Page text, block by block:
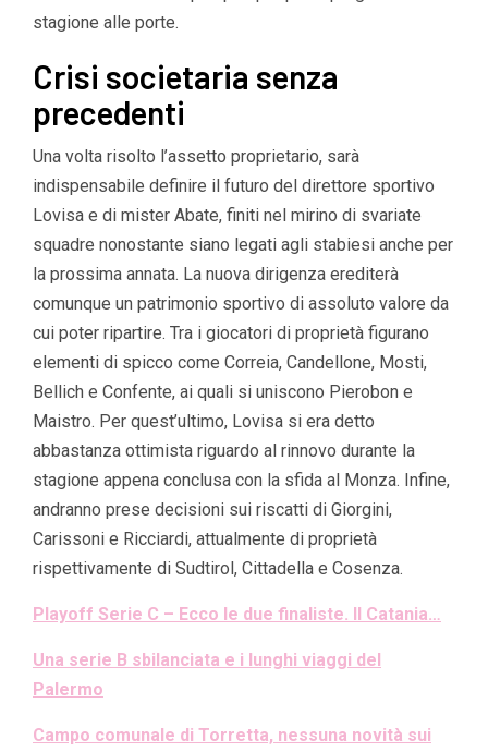
stagione alle porte.
Crisi societaria senza
precedenti
Una volta risolto l’assetto proprietario, sarà
indispensabile definire il futuro del direttore sportivo
Lovisa e di mister Abate, finiti nel mirino di svariate
squadre nonostante siano legati agli stabiesi anche per
la prossima annata. La nuova dirigenza erediterà
comunque un patrimonio sportivo di assoluto valore da
cui poter ripartire. Tra i giocatori di proprietà figurano
elementi di spicco come Correia, Candellone, Mosti,
Bellich e Confente, ai quali si uniscono Pierobon e
Maistro. Per quest’ultimo, Lovisa si era detto
abbastanza ottimista riguardo al rinnovo durante la
stagione appena conclusa con la sfida al Monza. Infine,
andranno prese decisioni sui riscatti di Giorgini,
Carissoni e Ricciardi, attualmente di proprietà
rispettivamente di Sudtirol, Cittadella e Cosenza.
Playoff Serie C – Ecco le due finaliste. Il Catania…
Una serie B sbilanciata e i lunghi viaggi del
Palermo
Campo comunale di Torretta, nessuna novità sui